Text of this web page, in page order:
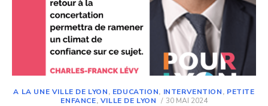
A LA UNE VILLE DE LYON, EDUCATION, INTERVENTION, PETITE
ENFANCE, VILLE DE LYON
POSTED
30 MAI 2024